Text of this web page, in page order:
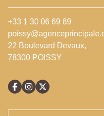
+33 1 30 06 69 69
22 Boulevard Devaux,
78300 POISSY